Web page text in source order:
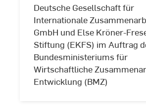
Deutsche Gesellschaft für
Internationale
GmbH und Else Kröner-
Stiftung (EKFS) im Auftrag
Bundesministeriums für
Wirtschaftliche
Entwicklung (BMZ)
vom